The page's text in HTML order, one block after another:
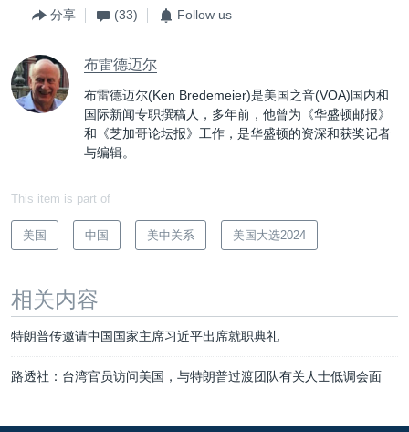
分享 (33) Follow us
布雷德迈尔
布雷德迈尔(Ken Bredemeier)是美国之音(VOA)国内和
国际新闻专职撰稿人，多年前，他曾为《华盛顿邮报》
和《芝加哥论坛报》工作，是华盛顿的资深和获奖记者
与编辑。
This item is part of
美国 中国 美中关系 美国大选2024
相关内容
特朗普传邀请中国国家主席习近平出席就职典礼
路透社：台湾官员访问美国，与特朗普过渡团队有关人士低调会面